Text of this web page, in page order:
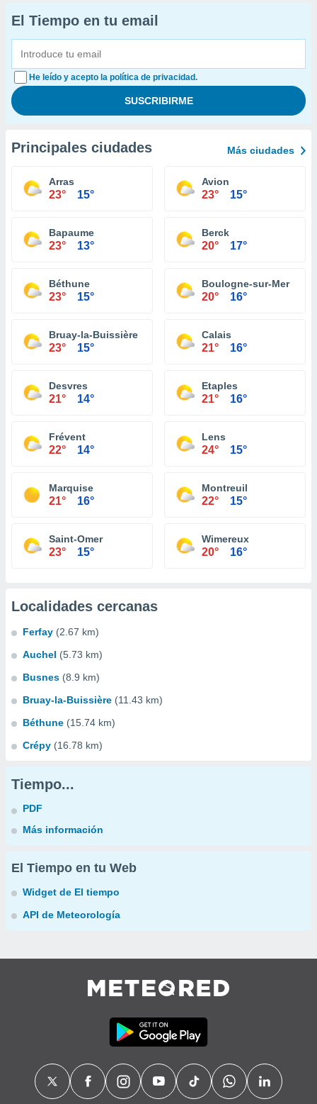
El Tiempo en tu email
He leído y acepto la política de privacidad.
Principales ciudades Más ciudades
Arras
23° 15°
Avion
23° 15°
Bapaume
23° 13°
Berck
20° 17°
Béthune
23° 15°
Boulogne-sur-Mer
20° 16°
Bruay-la-Buissière
23° 15°
Calais
21° 16°
Desvres
21° 14°
Etaples
21° 16°
Frévent
22° 14°
Lens
24° 15°
Marquise
21° 16°
Montreuil
22° 15°
Saint-Omer
23° 15°
Wimereux
20° 16°
Localidades cercanas
Ferfay (2.67 km)
Auchel (5.73 km)
Busnes (8.9 km)
Bruay-la-Buissière (11.43 km)
Béthune (15.74 km)
Crépy (16.78 km)
Tiempo...
PDF
Más información
El Tiempo en tu Web
Widget de El tiempo
API de Meteorología